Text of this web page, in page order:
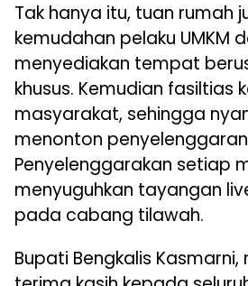
Tak hanya itu, tuan rumah
kemudahan pelaku UMKM
menyediakan tempat
khusus. Kemudian fasiltias
masyarakat, sehingga
menonton penyelenggaran
Penyelenggarakan setiap
menyuguhkan tayangan
pada cabang tilawah.
Bupati Bengkalis